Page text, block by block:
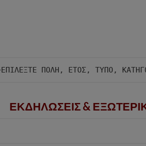
ΕΚΔΗΛΩΣΕΙΣ &